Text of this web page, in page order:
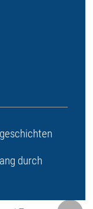
durch